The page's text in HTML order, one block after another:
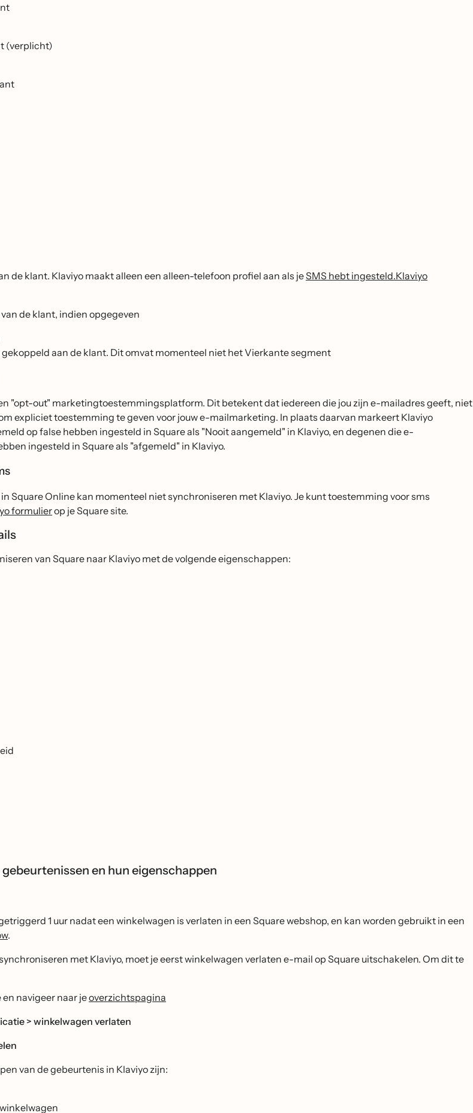
(verplicht)
de klant. Klaviyo maakt alleen een alleen-telefoon profiel aan als jeSMS hebt ingesteld.Klaviyo
de klant, indien opgegeven
aan de klant. Dit omvat momenteel niet het Vierkante segment
"opt-out" marketingtoestemmingsplatform. Dit betekent dat iedereen die jou zijn e-mailadres geeft, niet
expliciet toestemming te geven voor jouw e-mailmarketing. In plaats daarvan markeert Klaviyo
op false hebben ingesteld in Square als "Nooit aangemeld" in Klaviyo, en degenen die e-
ingesteld in Square als "afgemeld" in Klaviyo.
Square Online kan momenteel niet synchroniseren met Klaviyo. Je kunt toestemming voor sms
formulierop je Square site.
van Square naar Klaviyo met de volgende eigenschappen:
en hun eigenschappen
1 uur nadat een winkelwagen is verlaten in een Square webshop, en kan worden gebruikt in een
.
met Klaviyo, moet je eerst winkelwagen verlaten e-mail op Square uitschakelen. Om dit te
navigeer naar jeoverzichtspagina
> winkelwagen verlaten
van de gebeurtenis in Klaviyo zijn: